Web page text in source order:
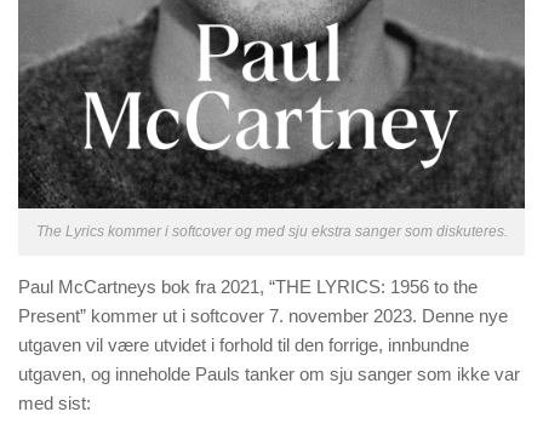
The Lyrics kommer i softcover og med sju ekstra sanger som diskuteres.
Paul McCartneys bok fra 2021, “THE LYRICS: 1956 to the
Present” kommer ut i softcover 7. november 2023. Denne nye
utgaven vil være utvidet i forhold til den forrige, innbundne
utgaven, og inneholde Pauls tanker om sju sanger som ikke var
med sist: